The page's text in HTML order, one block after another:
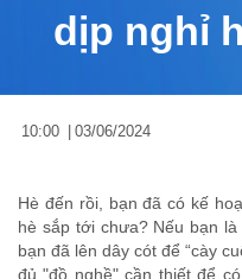
dịp nghỉ
10:00 03/06/2024
Hè đến rồi, bạn đã có kế
hè sắp tới chưa? Nếu bạn
bạn đã lên dây cót để “cày
đủ "đồ nghề" cần thiết để